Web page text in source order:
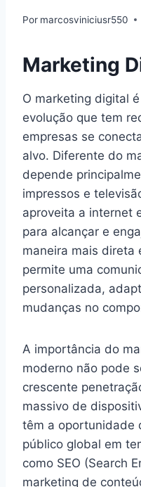
Por marcosviniciusr550
Marketing
O marketing digital
evolução que tem
empresas se
alvo. Diferente do
depende
impressos e
aproveita a internet
para alcançar e
maneira mais direta
permite uma
personalizada,
mudanças no
A importância do
moderno não pode
crescente
massivo de
têm a oportunidade
público global em
como SEO (Search
marketing de